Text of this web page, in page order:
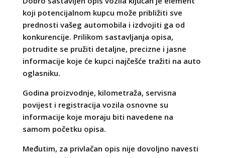
koji potencijalnom kupcu može približiti sve
prednosti vašeg automobila i izdvojiti ga od
konkurencije. Prilikom sastavljanja opisa,
potrudite se pružiti detaljne, precizne i jasne
informacije koje će kupci najčešće tražiti na auto
oglasniku.
Godina proizvodnje, kilometraža, servisna
povijest i registracija vozila osnovne su
informacije koje moraju biti navedene na
samom početku opisa.
Međutim, za privlačan opis nije dovoljno navesti